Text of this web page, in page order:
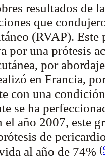
resultados de
que
(RVAP).
por una prótesis
por
en Francia,
con una
se ha
el año 2007, este
de
al año de 74% (